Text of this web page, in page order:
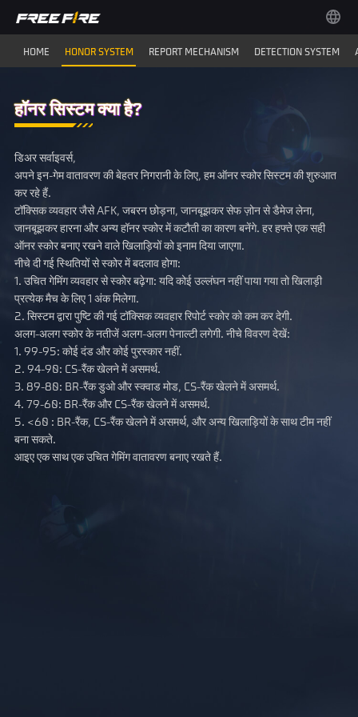
HOME HONOR SYSTEM REPORT MECHANISM DETECTION SYSTEM
हॉनर सिस्टम क्या है?
डिअर सर्वाइवर्स,
अपने इन-गेम वातावरण की बेहतर निगरानी के लिए, हम ऑनर स्कोर सिस्टम की शुरुआत
कर रहे हैं.
टॉक्सिक व्यवहार जैसे AFK, जबरन छोड़ना, जानबूझकर सेफ ज़ोन से डैमेज लेना,
जानबूझकर हारना और अन्य हॉनर स्कोर में कटौती का कारण बनेंगे. हर हफ्ते एक सही
ऑनर स्कोर बनाए रखने वाले खिलाड़ियों को इनाम दिया जाएगा.
नीचे दी गई स्थितियों से स्कोर में बदलाव होगा:
1. उचित गेमिंग व्यवहार से स्कोर बढ़ेगा: यदि कोई उल्लंघन नहीं पाया गया तो खिलाड़ी
प्रत्येक मैच के लिए 1 अंक मिलेगा.
2. सिस्टम द्वारा पुष्टि की गई टॉक्सिक व्यवहार रिपोर्ट स्कोर को कम कर देगी.
अलग-अलग स्कोर के नतीजें अलग-अलग पेनाल्टी लगेगी. नीचे विवरण देखें:
1. 99-95: कोई दंड और कोई पुरस्कार नहीं.
2. 94-90: CS-रैंक खेलने में असमर्थ.
3. 89-80: BR-रैंक डुओ और स्क्वाड मोड, CS-रैंक खेलने में असमर्थ.
4. 79-60: BR-रैंक और CS-रैंक खेलने में असमर्थ.
5. <60 : BR-रैंक, CS-रैंक खेलने में असमर्थ, और अन्य खिलाड़ियों के साथ टीम नहीं
बना सकते.
आइए एक साथ एक उचित गेमिंग वातावरण बनाए रखते हैं.